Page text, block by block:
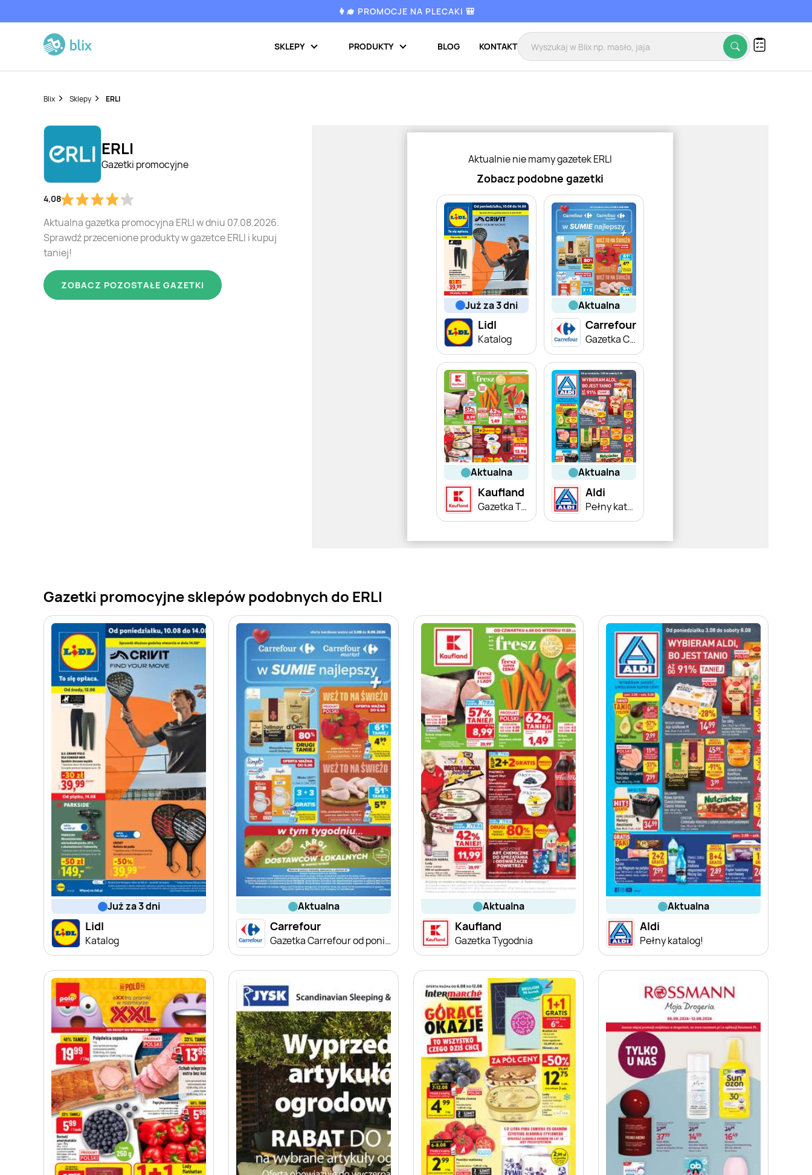
👩‍🎓 PROMOCJE NA PLECAKI 🎒
SKLEPY PRODUKTY BLOG KONTAKT
Blix Sklepy ERLI
ERLI
Gazetki promocyjne
4,08
Aktualna gazetka promocyjna ERLI w dniu 07.08.2026.
Sprawdź przecenione produkty w gazetce ERLI i kupuj
taniej!
ZOBACZ POZOSTAŁE GAZETKI
Aktualnie nie mamy gazetek ERLI
Zobacz podobne gazetki
już za 3 dni
Lidl
Katalog
aktualna
Carrefour
Gazetka Carrefour od poniedziałku
aktualna
Kaufland
Gazetka Tygodnia
aktualna
Aldi
Pełny katalog!
Gazetki promocyjne sklepów podobnych do ERLI
już za 3 dni
Lidl
Katalog
aktualna
Carrefour
Gazetka Carrefour od poniedziałku
aktualna
Kaufland
Gazetka Tygodnia
aktualna
Aldi
Pełny katalog!